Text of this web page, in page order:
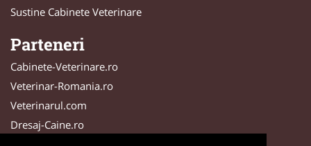
Sustine Cabinete Veterinare
Parteneri
Cabinete-Veterinare.ro
Veterinar-Romania.ro
Veterinarul.com
Dresaj-Caine.ro